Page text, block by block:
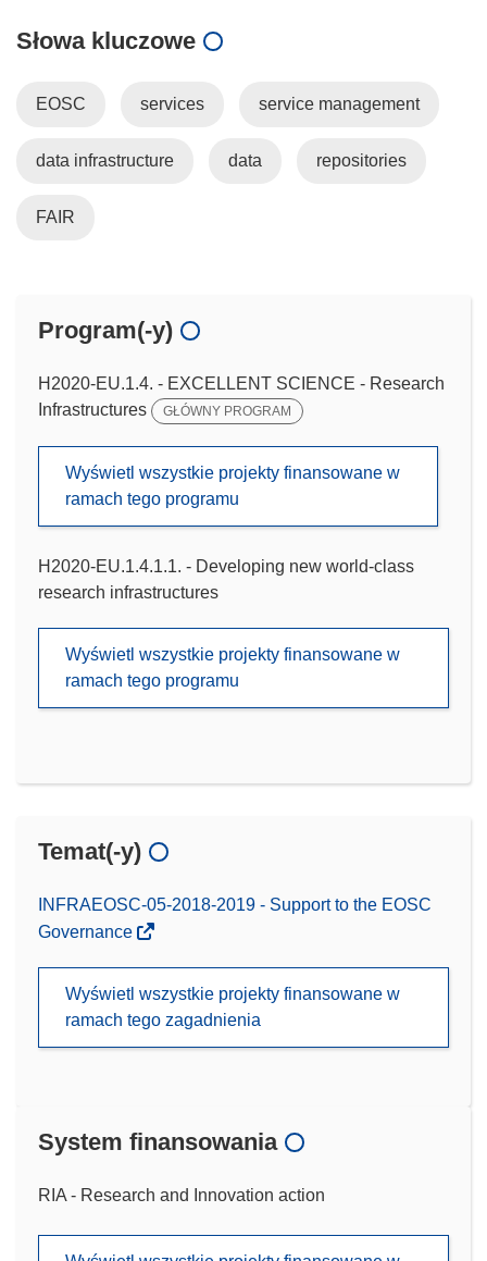
Słowa kluczowe
EOSC services service management
data infrastructure data repositories
FAIR
Program(-y)
H2020-EU.1.4. - EXCELLENT SCIENCE - Research
Infrastructures
GŁÓWNY PROGRAM
Wyświetl wszystkie projekty finansowane w
ramach tego programu
H2020-EU.1.4.1.1. - Developing new world-class
research infrastructures
Wyświetl wszystkie projekty finansowane w
ramach tego programu
Temat(-y)
INFRAEOSC-05-2018-2019 - Support to the EOSC
Governance
Wyświetl wszystkie projekty finansowane w
ramach tego zagadnienia
System finansowania
RIA - Research and Innovation action